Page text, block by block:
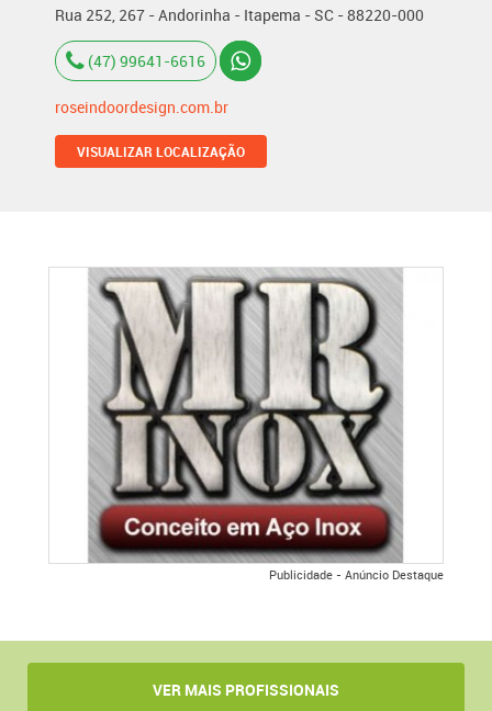
Rua 252, 267 - Andorinha - Itapema - SC - 88220-000
(47) 99641-6616
roseindoordesign.com.br
VISUALIZAR LOCALIZAÇÃO
Publicidade - Anúncio Destaque
VER MAIS PROFISSIONAIS